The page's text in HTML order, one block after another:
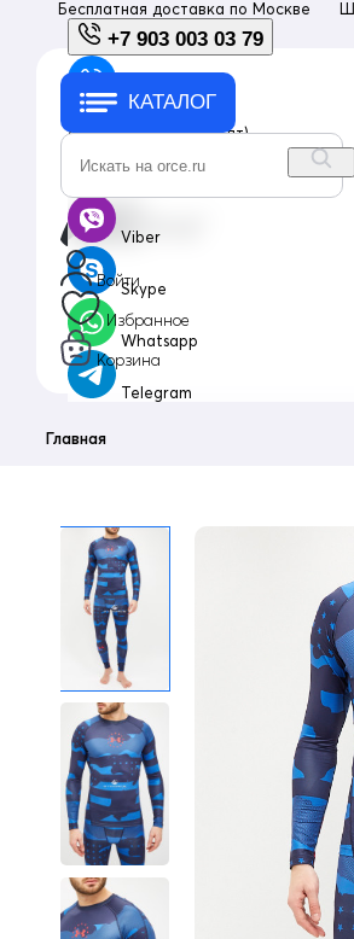
Бесплатная доставка по Москве
+7 903 003 03 79
+7 903 003 03 79
с 10:00 до 18:00 (пн-пт)
Viber
Skype
Whatsapp
Telegram
КАТАЛОГ
Войти
Избранное
Корзина
Главная